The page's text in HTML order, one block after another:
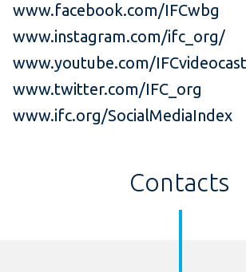
www.facebook.com/IFCwbg
www.instagram.com/ifc_org/
www.youtube.com/
www.twitter.com/IFC_org
www.ifc.org/SocialMediaIndex
Contacts